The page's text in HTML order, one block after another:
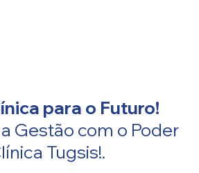
para o Futuro!
Gestão com o Poder
Tugsis!​.